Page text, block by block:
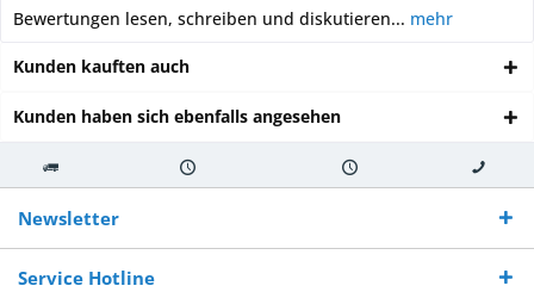
Bewertungen lesen, schreiben und diskutieren... mehr
Kunden kauften auch
Kunden haben sich ebenfalls angesehen
Kostenloser
Versand ab €
250,-
Versand innerhalb von Versand von So erreichen
Sie uns 0160
970 511 90
Newsletter
Service Hotline